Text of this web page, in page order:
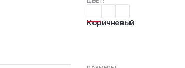
Коричневый